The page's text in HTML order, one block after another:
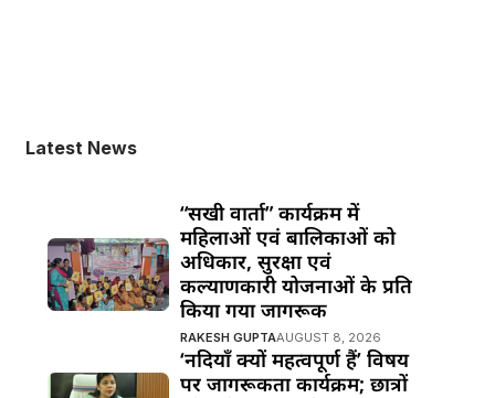
Latest News
“सखी वार्ता” कार्यक्रम में
महिलाओं एवं बालिकाओं को
अधिकार, सुरक्षा एवं
कल्याणकारी योजनाओं के प्रति
किया गया जागरूक
RAKESH GUPTAAUGUST 8, 2026
‘नदियाँ क्यों महत्वपूर्ण हैं’ विषय
पर जागरूकता कार्यक्रम; छात्रों